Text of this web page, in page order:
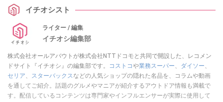
イチオシスト
ライター / 編集
イチオシ編集部
株式会社オールアバウトが株式会社NTTドコモと共同で開設した、レコメン
ドサイト『イチオシ』の編集部です。
コストコや業務スーパー、 ダイソー、
セリア、 スターバックスなどの人気ショップの隠れた名品を、コラムや動画
を通してご紹介。話題のグルメやマニアが紹介するアウトドア情報も満載で
す。配信しているコンテンツは専門家やインフルエンサーが実際に使用して